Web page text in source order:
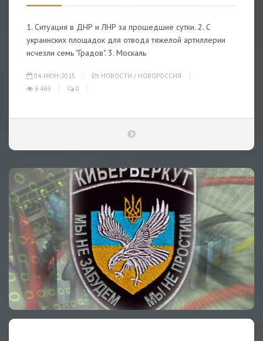
1. Ситуация в ДНР и ЛНР за прошедшие сутки. 2. С
украинских площадок для отвода тяжелой артиллерии
исчезли семь "Градов". 3. Москаль
04-ИЮН-2015 НОВОСТИ / НОВОРОССИЯ
6 469
0